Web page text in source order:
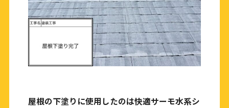
屋根の下塗りに使用したのは快適サーモ水系シ